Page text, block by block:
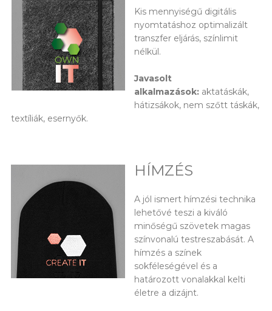
Kis mennyiségű digitális
nyomtatáshoz optimalizált
transzfer eljárás, színlimit
nélkül.
Javasolt
alkalmazások:aktatáskák,
hátizsákok, nem szőtt táskák,
textíliák, esernyők.
HÍMZÉS
A jól ismert hímzési technika
lehetővé teszi a kiváló
minőségű szövetek magas
színvonalú testreszabását. A
hímzés a színek
sokféleségével és a
határozott vonalakkal kelti
életre a dizájnt.